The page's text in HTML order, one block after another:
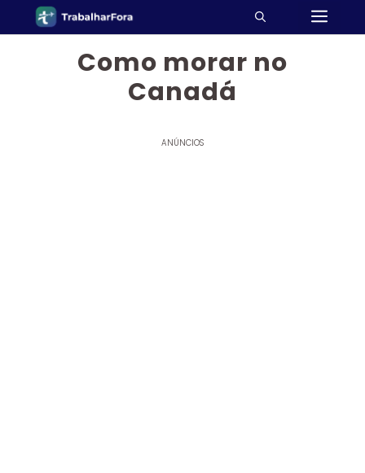
Como morar no
Canadá
ANÚNCIOS